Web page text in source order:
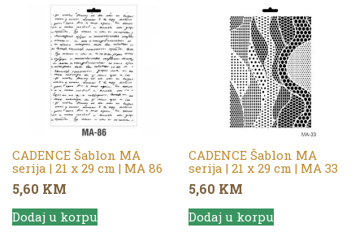
CADENCE Šablon MA
serija | 21 x 29 cm | MA 86
5,60 KM
Dodaj u korpu
CADENCE Šablon MA
serija | 21 x 29 cm | MA 33
5,60 KM
Dodaj u korpu